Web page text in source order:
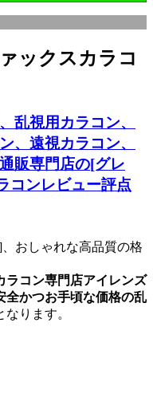
ックスカラコ
乱視用カラコン、
、遠視カラコン、
販専門店の[グレ
コンレビュー評点
、おしゃれな高品質の格
ラコン専門店アイレンズ
全かつお手頃な価格の乱
なります。